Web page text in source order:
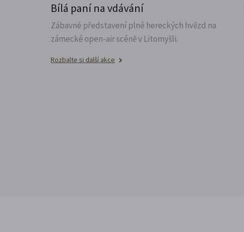
Bílá paní na vdávání
Zábavné představení plné hereckých hvězd na
zámecké open-air scéně v Litomyšli.
Rozbalte si další akce